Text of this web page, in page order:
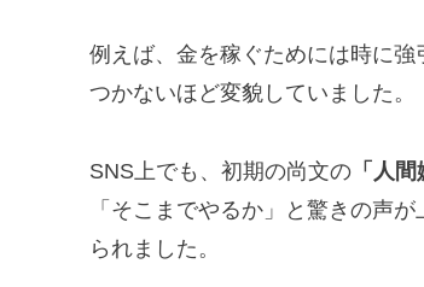
例えば、金を稼ぐためには時に
つかないほど変貌していました。
SNS上でも、初期の尚文の 「人
「そこまでやるか」と驚きの声
られました。